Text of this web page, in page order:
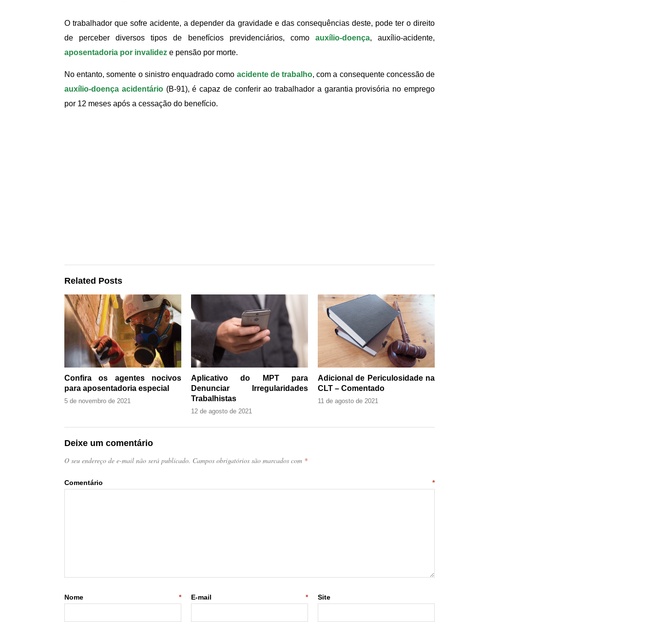
O trabalhador que sofre acidente, a depender da gravidade e das consequências deste, pode ter o direito
de perceber diversos tipos de benefícios previdenciários, como auxílio-doença, auxílio-acidente,
aposentadoria por invalidez e pensão por morte.
No entanto, somente o sinistro enquadrado como acidente de trabalho, com a consequente concessão de
auxílio-doença acidentário(B-91), é capaz de conferir ao trabalhador a garantia provisória no emprego
por 12 meses após a cessação do benefício.
Related Posts
Confira os agentes nocivos
para aposentadoria especial
5 de novembro de 2021
Aplicativo do MPT para
Denunciar Irregularidades
Trabalhistas
12 de agosto de 2021
Adicional de Periculosidade na
CLT – Comentado
11 de agosto de 2021
Deixe um comentário
O seu endereço de e-mail não será publicado. Campos obrigatórios são marcados com *
Comentário *
Nome * E-mail * Site